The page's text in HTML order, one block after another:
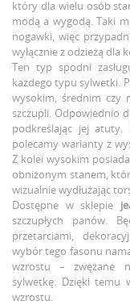
który dla wielu osób
modą a wygodą. Taki
nogawki, więc
wyłącznie z odzieżą dla
Ten typ spodni
każdego typu sylwetki.
wysokim, średnim czy
szczupli. Odpowiednio
podkreślając jej atuty.
polecamy warianty z
Z kolei wysokim
obniżonym stanem,
wizualnie wydłużając
Dostępne w sklepie
szczupłych panów.
przetarciami,
wybór tego fasonu
wzrostu – zwężane
sylwetkę. Dzięki temu
wzrostu.